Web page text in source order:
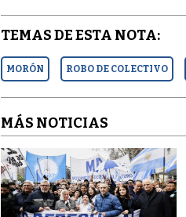
TEMAS DE ESTA NOTA:
MORÓN ROBO DE COLECTIVO
MÁS NOTICIAS